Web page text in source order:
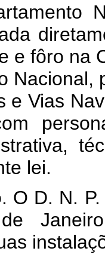
e fôro na
e Vias
lei.
O D. N.